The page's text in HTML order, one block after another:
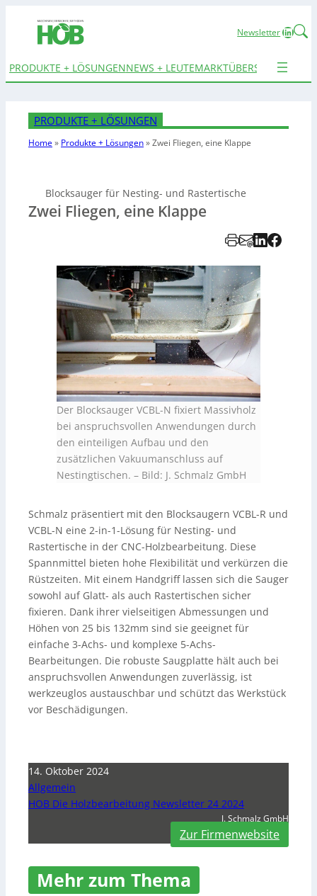
Newsletter
PRODUKTE + LÖSUNGENNEWS + LEUTEMARKTÜBERSICHTEN
PRODUKTE + LÖSUNGEN
Home» Produkte + Lösungen»Zwei Fliegen, eine Klappe
Blocksauger für Nesting- und Rastertische
Zwei Fliegen, eine Klappe
Der Blocksauger VCBL-N fixiert Massivholz
bei anspruchsvollen Anwendungen durch
den einteiligen Aufbau und den
zusätzlichen Vakuumanschluss auf
Nestingtischen. – Bild: J. Schmalz GmbH
Schmalz präsentiert mit den Blocksaugern VCBL-R und
VCBL-N eine 2-in-1-Lösung für Nesting- und
Rastertische in der CNC-Holzbearbeitung. Diese
Spannmittel bieten hohe Flexibilität und verkürzen die
Rüstzeiten. Mit einem Handgriff lassen sich die Sauger
sowohl auf Glatt- als auch Rastertischen sicher
fixieren. Dank ihrer vielseitigen Abmessungen und
Höhen von 25 bis 132mm sind sie geeignet für
einfache 3-Achs- und komplexe 5-Achs-
Bearbeitungen. Die robuste Saugplatte hält auch bei
anspruchsvollen Anwendungen zuverlässig, ist
werkzeuglos austauschbar und schützt das Werkstück
vor Beschädigungen.
14. Oktober 2024
Allgemein
HOB Die Holzbearbeitung Newsletter 24 2024
J. Schmalz GmbH
Zur Firmenwebsite
Mehr zum Thema